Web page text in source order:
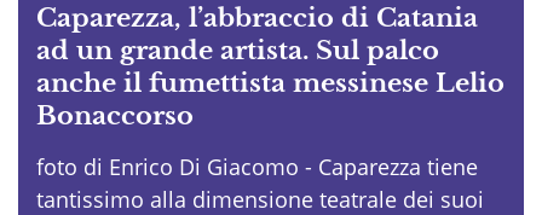
Caparezza, l’abbraccio di Catania
ad un grande artista. Sul palco
anche il fumettista messinese Lelio
Bonaccorso
foto di Enrico Di Giacomo - Caparezza tiene
tantissimo alla dimensione teatrale dei suoi